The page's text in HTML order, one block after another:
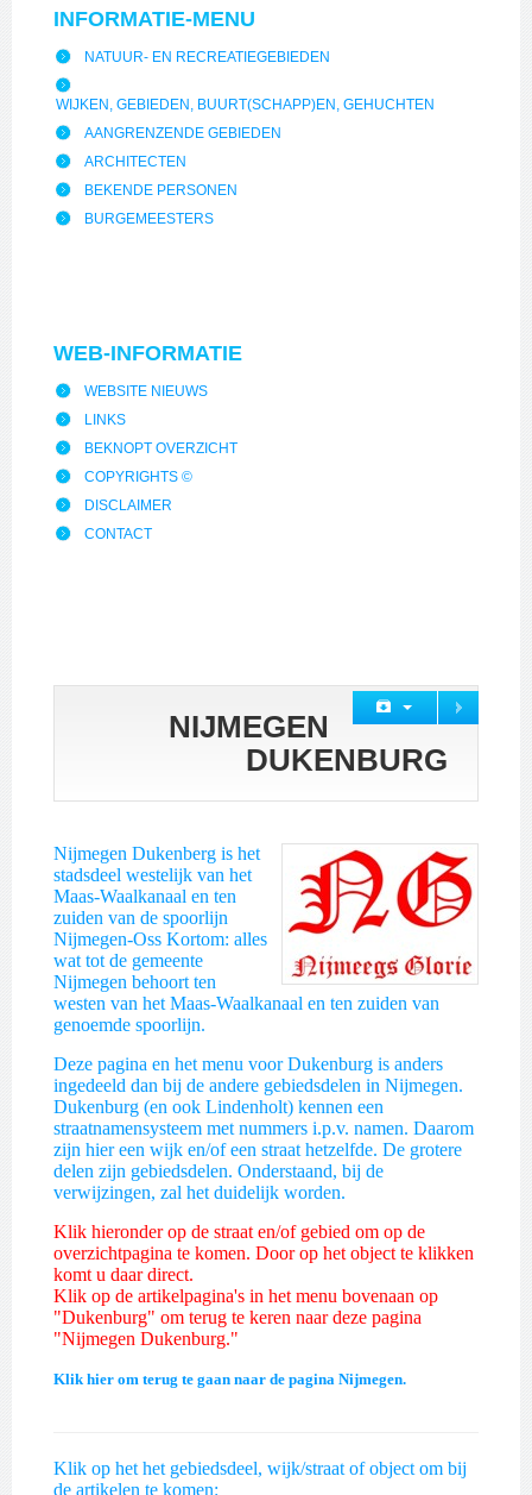
INFORMATIE-MENU
NATUUR- EN RECREATIEGEBIEDEN
WIJKEN, GEBIEDEN, BUURT(SCHAPP)EN, GEHUCHTEN
AANGRENZENDE GEBIEDEN
ARCHITECTEN
BEKENDE PERSONEN
BURGEMEESTERS
WEB-INFORMATIE
WEBSITE NIEUWS
LINKS
BEKNOPT OVERZICHT
COPYRIGHTS ©
DISCLAIMER
CONTACT
NIJMEGEN
DUKENBURG
Nijmegen Dukenberg is het
stadsdeel westelijk van het
Maas-Waalkanaal en ten
zuiden van de spoorlijn
Nijmegen-Oss Kortom: alles
wat tot de gemeente
Nijmegen behoort ten
westen van het Maas-Waalkanaal en ten zuiden van
genoemde spoorlijn.
Deze pagina en het menu voor Dukenburg is anders
ingedeeld dan bij de andere gebiedsdelen in Nijmegen.
Dukenburg (en ook Lindenholt) kennen een
straatnamensysteem met nummers i.p.v. namen. Daarom
zijn hier een wijk en/of een straat hetzelfde. De grotere
delen zijn gebiedsdelen. Onderstaand, bij de
verwijzingen, zal het duidelijk worden.
Klik hieronder op de straat en/of gebied om op de
overzichtpagina te komen. Door op het object te klikken
komt u daar direct.
Klik op de artikelpagina's in het menu bovenaan op
"Dukenburg" om terug te keren naar deze pagina
"Nijmegen Dukenburg."
Klik hier om terug te gaan naar de pagina Nijmegen.
Klik op het het gebiedsdeel, wijk/straat of object om bij
de artikelen te komen: